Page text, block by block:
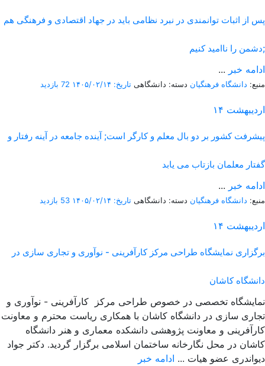
پس از اثبات توانمندی در نبرد نظامی باید در جهاد اقتصادی و فرهنگی هم
دشمن را ناامید کنیم;
... ادامه خبر
منبع: دانشگاه فرهنگیان دسته: دانشگاهی تاریخ: ۱۴۰۵/۰۲/۱۴ 72 بازدید
۱۴ اردیبهشت
پیشرفت کشور بر دو بال معلم و کارگر است; آینده جامعه در آینه رفتار و
گفتار معلمان بازتاب می یابد
... ادامه خبر
منبع: دانشگاه فرهنگیان دسته: دانشگاهی تاریخ: ۱۴۰۵/۰۲/۱۴ 53 بازدید
۱۴ اردیبهشت
برگزاری نمایشگاه طراحی مرکز کارآفرینی - نوآوری و تجاری سازی در
دانشگاه کاشان
نمایشگاه تخصصی در خصوص طراحی مرکز کارآفرینی - نوآوری و
تجاری سازی در دانشگاه کاشان با همکاری ریاست محترم و معاونت
کارآفرینی و معاونت پژوهشی دانشکده معماری و هنر دانشگاه
کاشان در محل نگارخانه ساختمان اسلامی برگزار گردید. دکتر جواد
دیواندری عضو هیات ... ادامه خبر